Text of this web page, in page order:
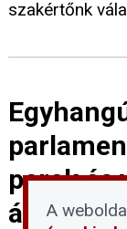
szakértőnk
perek és
A